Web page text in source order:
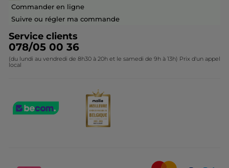
Collection de Noël
Contactez-nous
Commander en ligne
Suivre ou régler ma commande
Service clients
078/05 00 36
(du lundi au vendredi de 8h30 à 20h et le samedi de 9h à 13h) Prix d'un appel
local